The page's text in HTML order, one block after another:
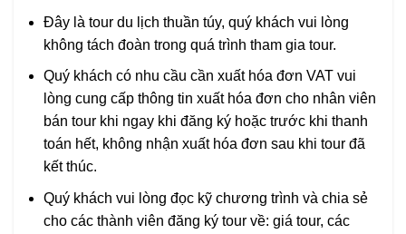
Đây là tour du lịch thuần túy, quý khách vui lòng
không tách đoàn trong quá trình tham gia tour.
Quý khách có nhu cầu cần xuất hóa đơn VAT vui
lòng cung cấp thông tin xuất hóa đơn cho nhân viên
bán tour khi ngay khi đăng ký hoặc trước khi thanh
toán hết, không nhận xuất hóa đơn sau khi tour đã
kết thúc.
Quý khách vui lòng đọc kỹ chương trình và chia sẻ
cho các thành viên đăng ký tour về: giá tour, các